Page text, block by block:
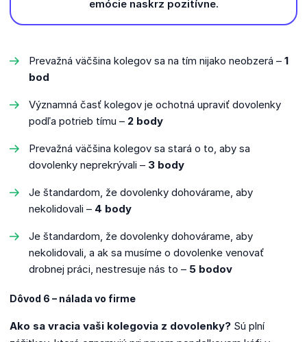
emócie naskrz pozitívne.
Prevažná väčšina kolegov sa na tím nijako neobzerá – 1
bod
Významná časť kolegov je ochotná upraviť dovolenky
podľa potrieb tímu – 2 body
Prevažná väčšina kolegov sa stará o to, aby sa
dovolenky neprekrývali – 3 body
Je štandardom, že dovolenky dohovárame, aby
nekolidovali – 4 body
Je štandardom, že dovolenky dohovárame, aby
nekolidovali, a ak sa musíme o dovolenke venovať
drobnej práci, nestresuje nás to – 5 bodov
Dôvod 6 – nálada vo firme
Ako sa vracia vaši kolegovia z dovolenky? Sú plní